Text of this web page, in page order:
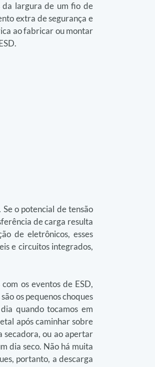
da largura de um fio de
extra de segurança e
ao fabricar ou montar
o potencial de tensão
de carga resulta
de eletrônicos, esses
e circuitos integrados,
os eventos de ESD,
os pequenos choques
quando tocamos em
após caminhar sobre
secadora, ou ao apertar
dia seco. Não há muita
portanto, a descarga